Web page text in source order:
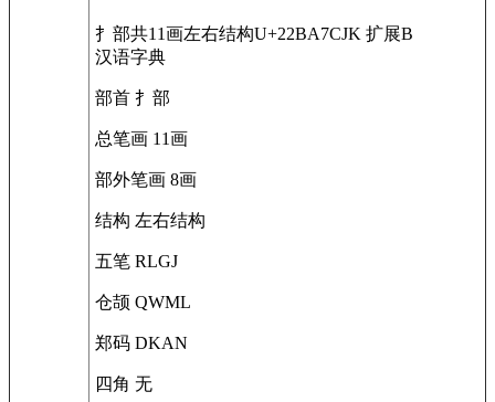
扌部共11画左右结构U+22BA7CJK 扩展B
汉语字典
部首 扌部
总笔画 11画
部外笔画 8画
结构 左右结构
五笔 RLGJ
仓颉 QWML
郑码 DKAN
四角 无